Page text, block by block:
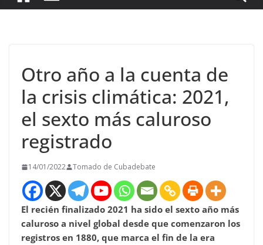
Otro año a la cuenta de
la crisis climática: 2021,
el sexto más caluroso
registrado
14/01/2022 Tomado de Cubadebate
El recién finalizado 2021 ha sido el sexto año más
caluroso a nivel global desde que comenzaron los
registros en 1880, que marca el fin de la era